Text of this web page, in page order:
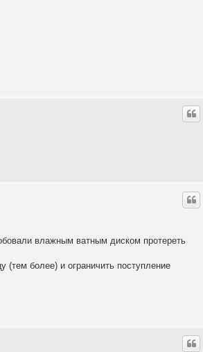
влажным ватным диском протереть
более) и ограничить поступление